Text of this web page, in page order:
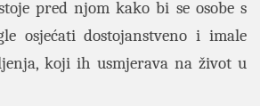
pred njom kako bi se osobe s
osjećati dostojanstveno i imale
koji ih usmjerava na život u